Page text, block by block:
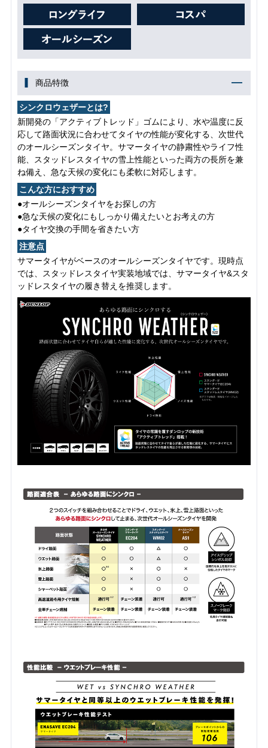
商品特徴
シンクロウェザーとは?
新開発の「アクティブトレッド」ゴムにより、水や温度に反
応して路面状況に合わせてタイヤの性能が変化する、次世代
のオールシーズンタイヤ。サマータイヤの静粛性やライフ性
能、スタッドレスタイヤの雪上性能といった両方の長所を兼
ね備え、急な天候の変化にも柔軟に対応します。
こんな方におすすめ
●オールシーズンタイヤをお探しの方
●急な天候の変化にもしっかり備えたいとお考えの方
●タイヤ交換の手間を省きたい方
注意点
サマータイヤがベースのオールシーズンタイヤです。現時点
では、スタッドレスタイヤ実装地域では、サマータイヤ&スタ
ッドレスタイヤの履き替えを推奨します。